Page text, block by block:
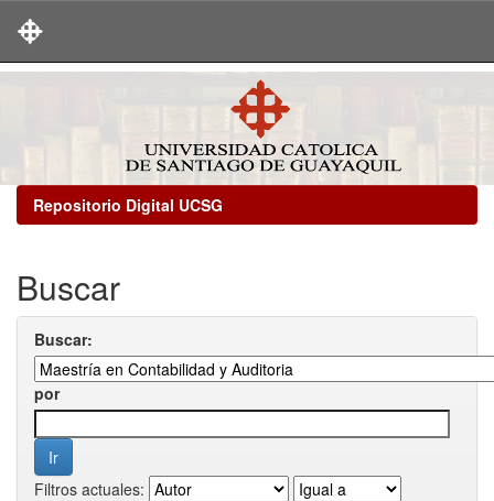
Repositorio Digital UCSG
Buscar
Buscar:
por
Filtros actuales: